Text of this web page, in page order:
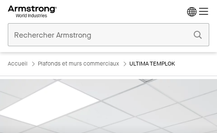
Plafonds
Commerciaux
Accueil Plafonds et murs commerciaux ULTIMA TEMPLOK